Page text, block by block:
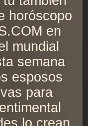
horóscopo
en
mundial
semana
esposos
para